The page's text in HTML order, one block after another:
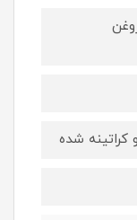
کراتینه شده